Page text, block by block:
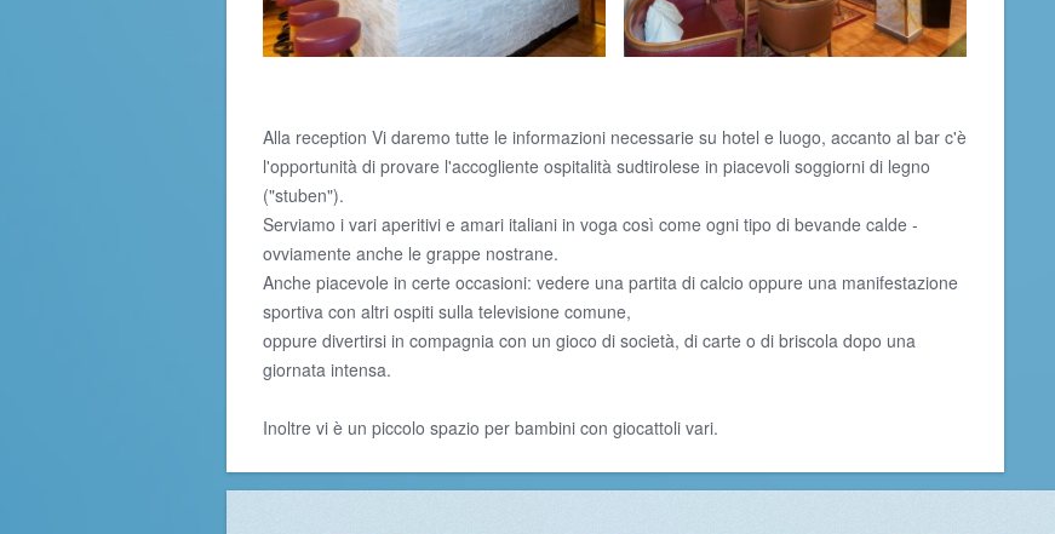
Alla reception Vi daremo tutte le informazioni necessarie su hotel e luogo, accanto al bar c'è
l'opportunità di provare l'accogliente ospitalità sudtirolese in piacevoli soggiorni di legno
("stuben").
Serviamo i vari aperitivi e amari italiani in voga così come ogni tipo di bevande calde -
ovviamente anche le grappe nostrane.
Anche piacevole in certe occasioni: vedere una partita di calcio oppure una manifestazione
sportiva con altri ospiti sulla televisione comune,
oppure divertirsi in compagnia con un gioco di società, di carte o di briscola dopo una
giornata intensa.
Inoltre vi è un piccolo spazio per bambini con giocattoli vari.